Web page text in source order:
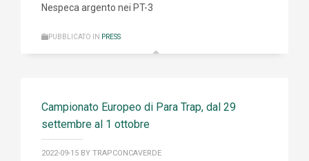
Nespeca argento nei PT-3
PUBBLICATO IN PRESS
Campionato Europeo di Para Trap, dal 29
settembre al 1 ottobre
2022-09-15 BY TRAPCONCAVERDE